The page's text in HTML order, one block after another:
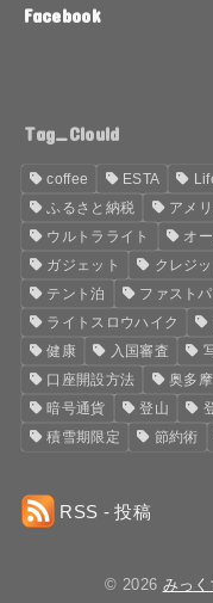
Facebook
Tag_Clould
coffee ESTA
ふるさと納税
アメ
ウルトラライト
オ
ガジェット
クレジ
テント泊
ファスト
ライトスロウハイク
健康
入国審査
口座開設方法
奥多摩
暗号通貨
登山
積雪期限定
節約術
RSS - 投稿
© 2026 みっく